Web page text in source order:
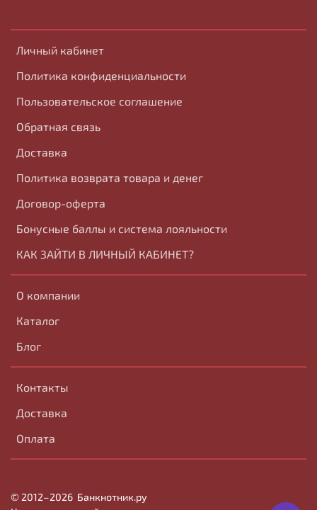
Личный кабинет
Политика конфиденциальности
Пользовательское соглашение
Обратная связь
Доставка
Политика возврата товара и денег
Договор-оферта
Бонусные баллы и система лояльности
КАК ЗАЙТИ В ЛИЧНЫЙ КАБИНЕТ?
О компании
Каталог
Блог
Контакты
Доставка
Оплата
© 2012–2026 Банкнотник.ру